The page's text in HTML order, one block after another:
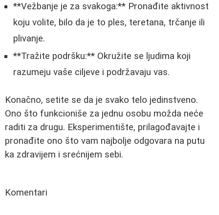
**Vežbanje je za svakoga:** Pronađite aktivnost
koju volite, bilo da je to ples, teretana, trčanje ili
plivanje.
**Tražite podršku:** Okružite se ljudima koji
razumeju vaše ciljeve i podržavaju vas.
Konačno, setite se da je svako telo jedinstveno.
Ono što funkcioniše za jednu osobu možda neće
raditi za drugu. Eksperimentište, prilagođavajte i
pronađite ono što vam najbolje odgovara na putu
ka zdravijem i srećnijem sebi.
Komentari